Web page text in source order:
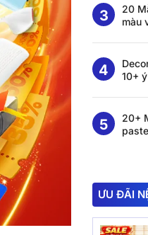
20
màu
10+
20+
ƯU ĐÃI